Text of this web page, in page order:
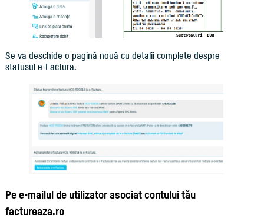
Se va deschide o pagină nouă cu detalii complete despre
statusul e-Factura.
Pe e-mailul de utilizator asociat contului tău
factureaza.ro